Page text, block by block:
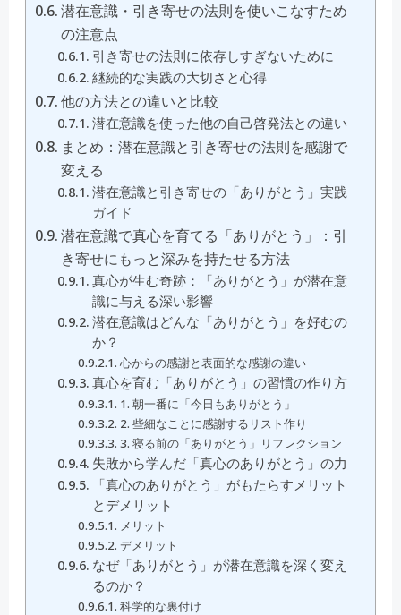
潜在意識・引き寄せの法則を使いこなすため
の注意点
引き寄せの法則に依存しすぎないために
継続的な実践の大切さと心得
他の方法との違いと比較
潜在意識を使った他の自己啓発法との違い
まとめ：潜在意識と引き寄せの法則を感謝で
変える
潜在意識と引き寄せの「ありがとう」実践
ガイド
潜在意識で真心を育てる「ありがとう」：引
き寄せにもっと深みを持たせる方法
真心が生む奇跡：「ありがとう」が潜在意
識に与える深い影響
潜在意識はどんな「ありがとう」を好むの
か？
心からの感謝と表面的な感謝の違い
真心を育む「ありがとう」の習慣の作り方
1. 朝一番に「今日もありがとう」
2. 些細なことに感謝するリスト作り
3. 寝る前の「ありがとう」リフレクション
失敗から学んだ「真心のありがとう」の力
「真心のありがとう」がもたらすメリット
とデメリット
メリット
デメリット
なぜ「ありがとう」が潜在意識を深く変え
るのか？
科学的な裏付け